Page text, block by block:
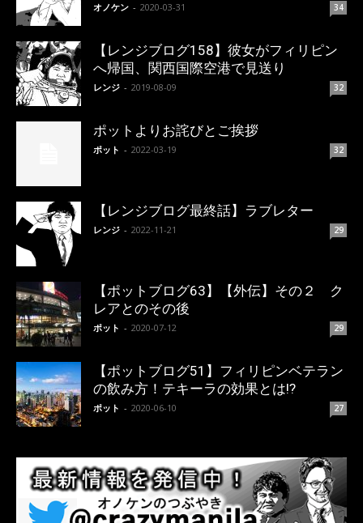
オノケン - 2020-03-31 34
【レンジブログ158】彼女がフィリピン
へ帰国、関西国際空港で見送り
レンジ - 2019-08-09 32
ポットよりお詫びとご挨拶
ポット - 2022-03-19 32
【レンジブログ最終話】ラブレター
レンジ - 2022-11-21 29
【ポットブログ63】【外伝】その２ ク
レアとのその後
ポット - 2020-07-12 29
【ポットブログ51】フィリピンベテラン
の飲み方！テキーラの効果とは!?
ポット - 2020-06-10 27